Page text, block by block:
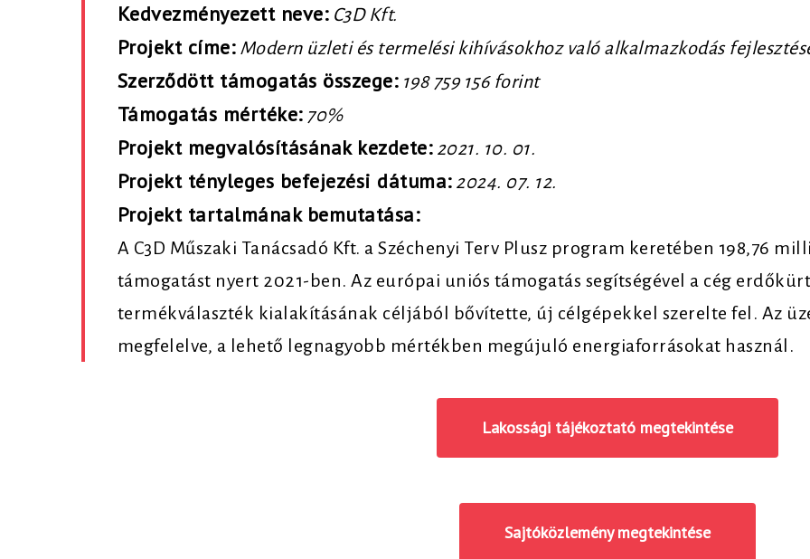
Kedvezményezett neve:C3D Kft.
Projekt címe:Modern üzleti és termelési kihívásokhoz való alkalmazkodás
Szerződött támogatás összege:198 759 156 forint
Támogatás mértéke:70%
Projekt megvalósításának kezdete: 2021. 10. 01.
Projekt tényleges befejezési dátuma: 2024. 07. 12.
Projekt tartalmának bemutatása:
A C3D Műszaki Tanácsadó Kft. a Széchenyi Terv Plusz program keretében 198,76
támogatást nyert 2021-ben. Az európai uniós támogatás segítségével a cég
termékválaszték kialakításának céljából bővítette, új célgépekkel szerelte fel. Az
megfelelve, a lehető legnagyobb mértékben megújuló energiaforrásokat használ.
Lakossági tájékoztató megtekintése
Sajtóközlemény megtekintése